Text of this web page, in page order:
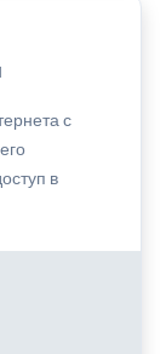
с
в